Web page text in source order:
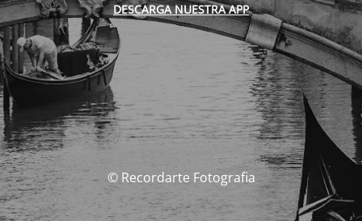
DESCARGA NUESTRA APP
© Recordarte Fotografia